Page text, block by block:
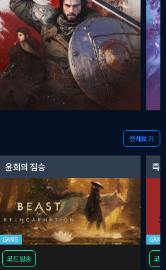
전체보기
윤회의 짐승
GAME
코드발송
즉
GAME
코